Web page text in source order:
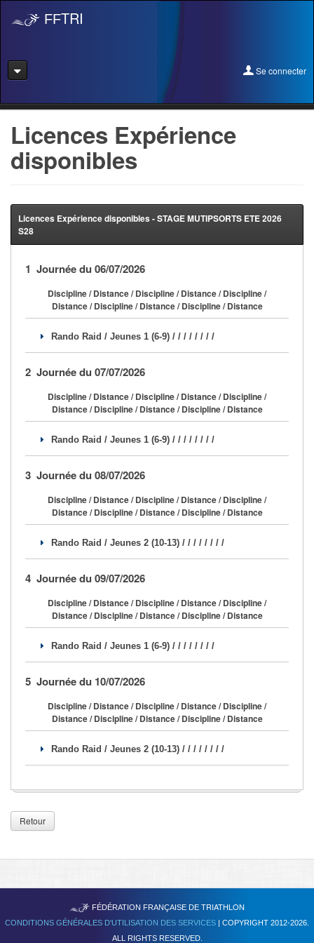
FFTRI
Se connecter
Pass Rentrée Bougez/Club
Devenir organisateur
Licence Expérience
Se former
Licences Expérience
disponibles
Licences Expérience disponibles - STAGE MUTIPSORTS ETE 2026
S28
1 Journée du 06/07/2026
Discipline / Distance / Discipline / Distance / Discipline /
Distance / Discipline / Distance / Discipline / Distance
Rando Raid / Jeunes 1 (6-9) / / / / / / / /
2 Journée du 07/07/2026
Discipline / Distance / Discipline / Distance / Discipline /
Distance / Discipline / Distance / Discipline / Distance
Rando Raid / Jeunes 1 (6-9) / / / / / / / /
3 Journée du 08/07/2026
Discipline / Distance / Discipline / Distance / Discipline /
Distance / Discipline / Distance / Discipline / Distance
Rando Raid / Jeunes 2 (10-13) / / / / / / / /
4 Journée du 09/07/2026
Discipline / Distance / Discipline / Distance / Discipline /
Distance / Discipline / Distance / Discipline / Distance
Rando Raid / Jeunes 1 (6-9) / / / / / / / /
5 Journée du 10/07/2026
Discipline / Distance / Discipline / Distance / Discipline /
Distance / Discipline / Distance / Discipline / Distance
Rando Raid / Jeunes 2 (10-13) / / / / / / / /
Retour
FÉDÉRATION FRANÇAISE DE TRIATHLON
CONDITIONS GÉNÉRALES D'UTILISATION DES SERVICES | COPYRIGHT 2012-2026.
ALL RIGHTS RESERVED.